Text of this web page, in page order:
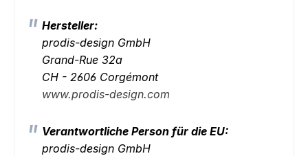
Hersteller:
prodis-design GmbH
Grand-Rue 32a
CH - 2606 Corgémont
www.prodis-design.com
Verantwortliche Person für die EU:
prodis-design GmbH